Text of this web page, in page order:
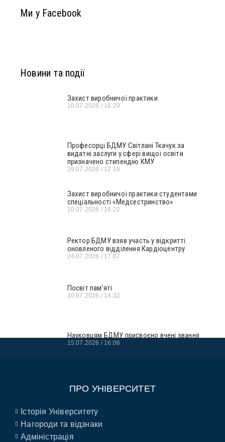
Ми у Facebook
Новини та події
Захист виробничої практики
10.07.2026 16:29
Професорці БДМУ Світлані Ткачук за
видатні заслуги у сфері вищої освіти
призначено стипендію КМУ
29.07.2026 12:18
Захист виробничої практики студентами
спеціальності «Медсестринство»
10.07.2026 16:22
Ректор БДМУ взяв участь у відкритті
оновленого відділення Кардіоцентру
24.07.2026 17:07
Посвіт пам’яті
10.07.2026 14:32
Науковцям БДМУ присвоєно вчені звання
15.07.2026 16:06
ПРО УНІВЕРСИТЕТ
Історія Університету
Нагороди та відзнаки
Адміністрація